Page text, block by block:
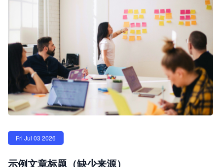
Fri Jul 03 2026
示例文章标题（缺少来源）